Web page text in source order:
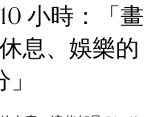
小時：「畫
息、娛樂的